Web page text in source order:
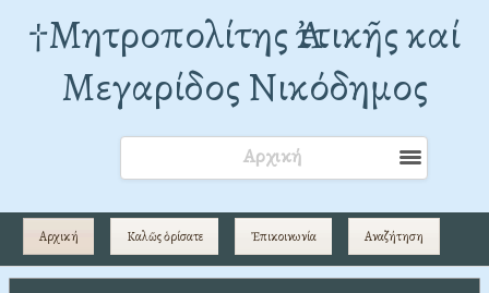
†Mητροπολίτης Ἀττικῆς καί
Μεγαρίδος Νικόδημος
Αρχική
Αρχική Καλῶς ὁρίσατε Ἐπικοινωνία Αναζήτηση